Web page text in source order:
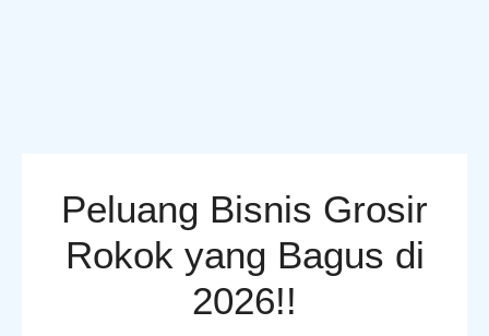
Peluang Bisnis Grosir
Rokok yang Bagus di
2026!!